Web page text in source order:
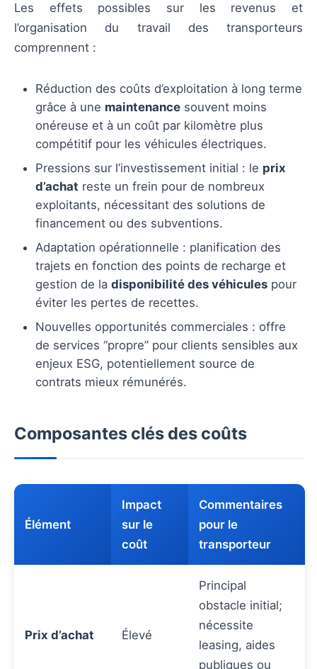
Les effets possibles sur les revenus et
l’organisation du travail des transporteurs
comprennent :
Réduction des coûts d’exploitation à long terme
grâce à une maintenance souvent moins
onéreuse et à un coût par kilomètre plus
compétitif pour les véhicules électriques.
Pressions sur l’investissement initial : le prix
d’achat reste un frein pour de nombreux
exploitants, nécessitant des solutions de
financement ou des subventions.
Adaptation opérationnelle : planification des
trajets en fonction des points de recharge et
gestion de la disponibilité des véhicules pour
éviter les pertes de recettes.
Nouvelles opportunités commerciales : offre
de services “propre” pour clients sensibles aux
enjeux ESG, potentiellement source de
contrats mieux rémunérés.
Composantes clés des coûts
Élément
Impact
sur le
coût
Commentaires
pour le
transporteur
Prix d’achat Élevé
Principal
obstacle initial;
nécessite
leasing, aides
publiques ou